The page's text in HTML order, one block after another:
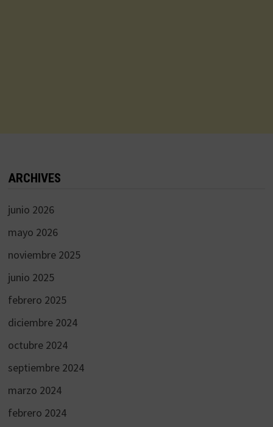
ARCHIVES
junio 2026
mayo 2026
noviembre 2025
junio 2025
febrero 2025
diciembre 2024
octubre 2024
septiembre 2024
marzo 2024
febrero 2024